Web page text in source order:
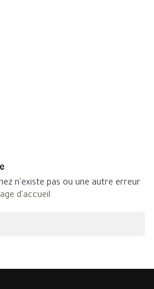
n'existe pas ou une autre erreur
d'accueil